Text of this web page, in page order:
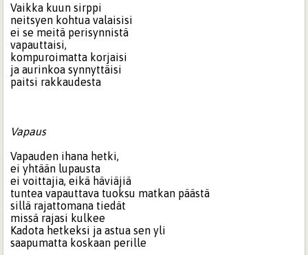
Vaikka kuun sirppi
neitsyen kohtua valaisisi
ei se meitä perisynnistä
vapauttaisi,
kompuroimatta korjaisi
ja aurinkoa synnyttäisi
paitsi rakkaudesta
Vapaus
Vapauden ihana hetki,
ei yhtään lupausta
ei voittajia, eikä häviäjiä
tuntea vapauttava tuoksu matkan päästä
sillä rajattomana tiedät
missä rajasi kulkee
Kadota hetkeksi ja astua sen yli
saapumatta koskaan perille